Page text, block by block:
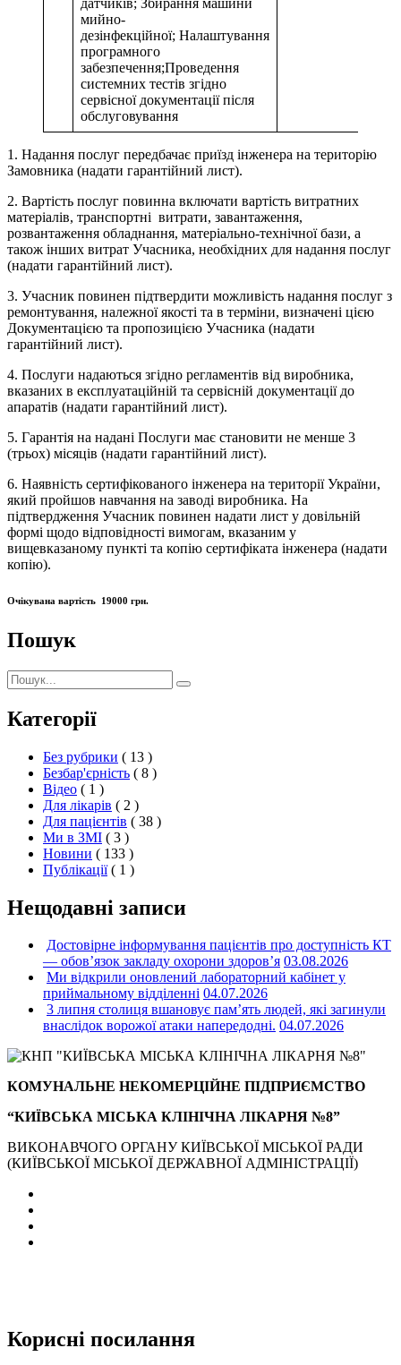
датчиків; Збирання машини
мийно-
дезінфекційної; Налаштування
програмного
забезпечення;Проведення
системних тестів згідно
сервісної документації після
обслуговування
1. Надання послуг передбачає приїзд інженера на територію
Замовника (надати гарантійний лист).
2. Вартість послуг повинна включати вартість витратних
матеріалів, транспортні витрати, завантаження,
розвантаження обладнання, матеріально-технічної бази, а
також інших витрат Учасника, необхідних для надання послуг
(надати гарантійний лист).
3. Учасник повинен підтвердити можливість надання послуг з
ремонтування, належної якості та в терміни, визначені цією
Документацією та пропозицією Учасника (надати
гарантійний лист).
4. Послуги надаються згідно регламентів від виробника,
вказаних в експлуатаційній та сервісній документації до
апаратів (надати гарантійний лист).
5. Гарантія на надані Послуги має становити не менше 3
(трьох) місяців (надати гарантійний лист).
6. Наявність сертифікованого інженера на території України,
який пройшов навчання на заводі виробника. На
підтвердження Учасник повинен надати лист у довільній
формі щодо відповідності вимогам, вказаним у
вищевказаному пункті та копію сертифіката інженера (надати
копію).
Очікувана вартість 19000 грн.
Пошук
Пошук:
Пошук
Категорії
Без рубрики ( 13 )
Безбар'єрність ( 8 )
Відео ( 1 )
Для лікарів ( 2 )
Для пацієнтів ( 38 )
Ми в ЗМІ ( 3 )
Новини ( 133 )
Публікації ( 1 )
Нещодавні записи
Достовірне інформування пацієнтів про доступність КТ
— обов’язок закладу охорони здоров’я 03.08.2026
Ми відкрили оновлений лабораторний кабінет у
приймальному відділенні 04.07.2026
3 липня столиця вшановує пам’ять людей, які загинули
внаслідок ворожої атаки напередодні. 04.07.2026
КОМУНАЛЬНЕ НЕКОМЕРЦІЙНЕ ПІДПРИЄМСТВО
“КИЇВСЬКА МІСЬКА КЛІНІЧНА ЛІКАРНЯ №8”
ВИКОНАВЧОГО ОРГАНУ КИЇВСЬКОЇ МІСЬКОЇ РАДИ
(КИЇВСЬКОЇ МІСЬКОЇ ДЕРЖАВНОЇ АДМІНІСТРАЦІЇ)
Корисні посилання